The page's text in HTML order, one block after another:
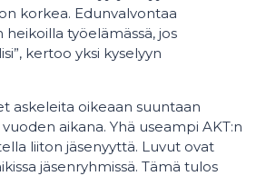
korkea. Edunvalvontaa
heikoilla työelämässä, jos
kertoo yksi kyselyyn
askeleita oikeaan suuntaan
aikana. Yhä useampi AKT:n
liiton jäsenyyttä. Luvut ovat
jäsenryhmissä. Tämä tulos